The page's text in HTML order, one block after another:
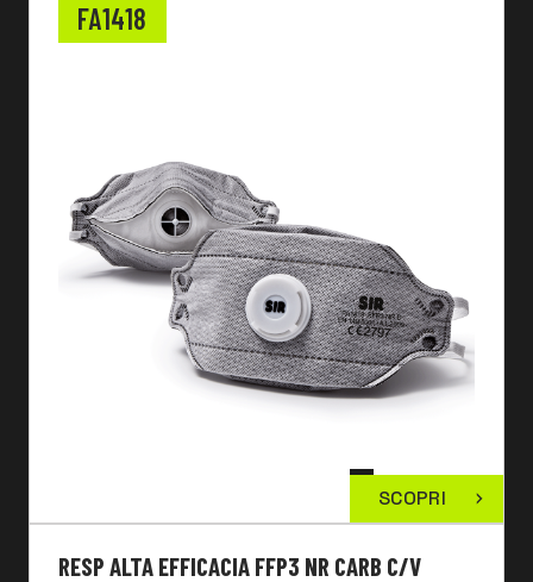
FA1418
SCOPRI
RESP ALTA EFFICACIA FFP3 NR CARB C/V